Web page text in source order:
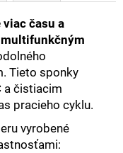
času a
Tieto sponky
a čistiacim
pracieho cyklu.
vyrobené